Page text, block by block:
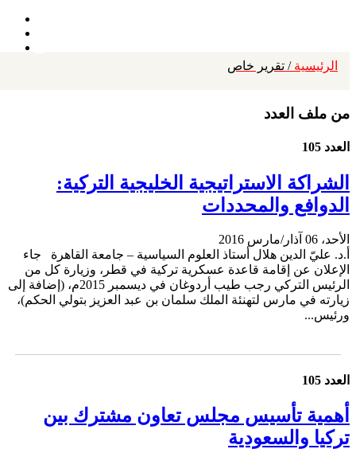
الرئيسية / تقرير خاص
من ملف العدد
العدد 105
الشراكة الاستراتيجية الخليجية التركية:
الدوافع والمحددات
الأحد، 06 آذار/مارس 2016
أ.د. عليّ الدين هلال أستاذ العلوم السياسية – جامعة القاهرة جاء
الإعلان عن إقامة قاعدة عسكرية تركية في قطر، وزيارة كل من
الرئيس التركي رجب طيب أردوغان في ديسمبر 2015م، (إضافة إلى
زيارته في مارس لتهنئة الملك سلمان بن عبد العزيز بتولي الحكم)،
ورئيس...
العدد 105
أهمية تأسيس مجلس تعاون مشترك بين
تركيا والسعودية